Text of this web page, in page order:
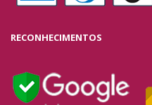
RECONHECIMENTOS